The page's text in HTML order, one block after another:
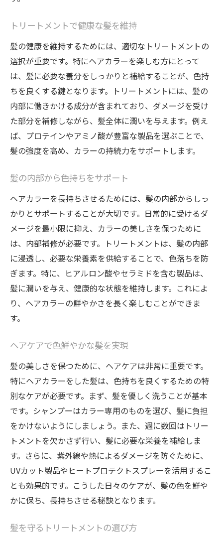
トリートメントで健康な髪を維持
髪の健康を維持するためには、適切なトリートメントの
選択が重要です。特にヘアカラーを楽しむ方にとって
は、髪に必要な養分をしっかりと補給することが、色持
ちを良くする鍵となります。トリートメントには、髪の
内部に働きかける成分が含まれており、ダメージを受け
た部分を補修しながら、髪全体に潤いを与えます。例え
ば、プロテインやアミノ酸が豊富な製品を選ぶことで、
髪の強度を高め、カラーの持続力をサポートします。
髪の内部から色持ちをサポート
ヘアカラーを長持ちさせるためには、髪の内部からしっ
かりとサポートすることが大切です。日常的に受けるダ
メージを最小限に抑え、カラーの美しさを保つために
は、内部補修が必要です。トリートメントは、髪の内部
に浸透し、必要な栄養素を供給することで、色落ちを防
ぎます。特に、ヒアルロン酸やセラミドを含む製品は、
髪に潤いを与え、健康的な状態を維持します。これによ
り、ヘアカラーの鮮やかさを長く楽しむことができま
す。
ヘアケアで色鮮やかな髪を実現
髪の美しさを保つために、ヘアケアは非常に重要です。
特にヘアカラーをした髪は、色持ちを良くするための特
別なケアが必要です。まず、髪を優しく洗うことが基本
です。シャンプーはカラー専用のものを選び、髪に負担
をかけないようにしましょう。また、週に数回はトリー
トメントを欠かさず行い、髪に必要な栄養を補給しま
す。さらに、紫外線や熱によるダメージを防ぐために、
UVカット製品やヒートプロテクトスプレーを活用するこ
とも効果的です。こうした日々のケアが、髪の色を鮮や
かに保ち、長持ちさせる秘訣となります。
髪を守るトリートメントの選び方